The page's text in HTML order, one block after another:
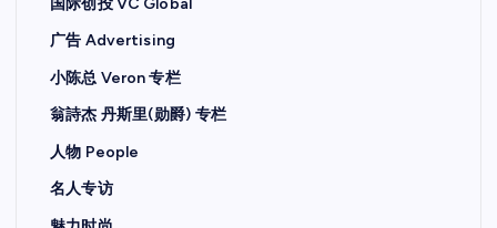
广告 Advertising
小陈总 Veron 专栏
翁詩杰 丹斯里(勋爵) 专栏
人物 People
名人专访